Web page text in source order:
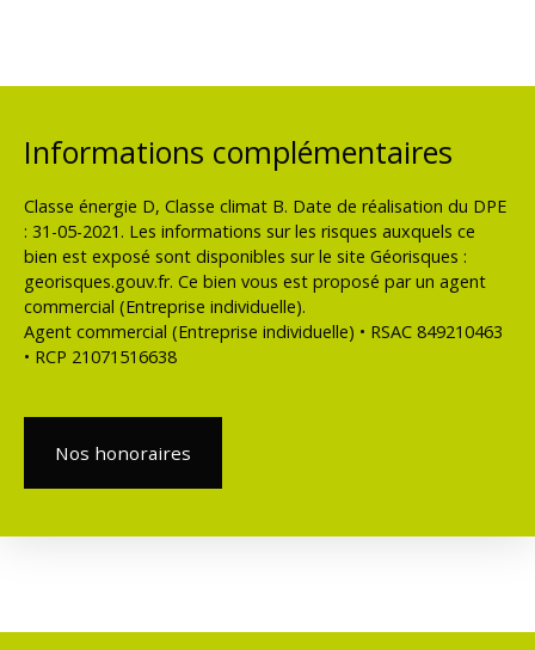
Informations complémentaires
Classe énergie D, Classe climat B. Date de réalisation du DPE
: 31-05-2021. Les informations sur les risques auxquels ce
bien est exposé sont disponibles sur le site Géorisques :
georisques.gouv.fr. Ce bien vous est proposé par un agent
commercial (Entreprise individuelle).
Agent commercial (Entreprise individuelle) • RSAC 849210463
• RCP 21071516638
Nos honoraires